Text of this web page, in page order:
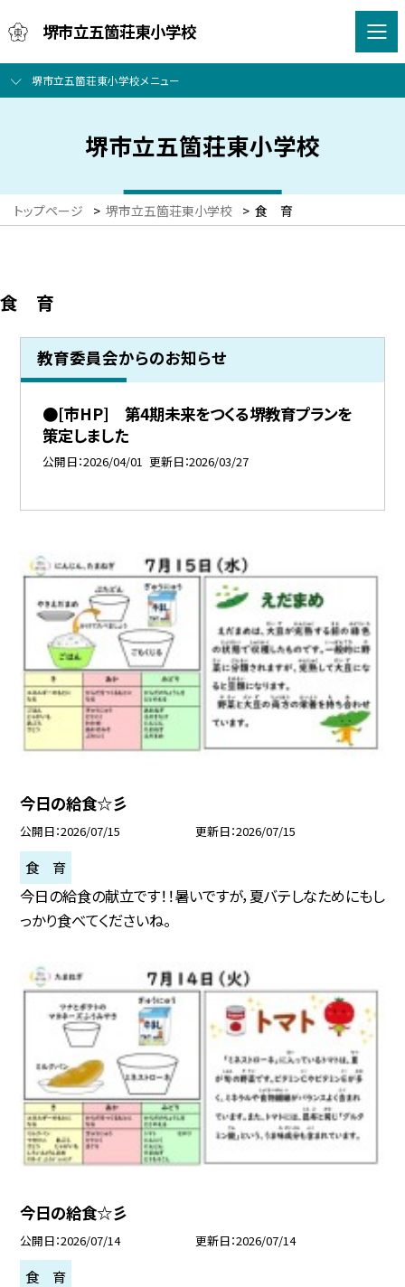
堺市立五箇荘東小学校
堺市立五箇荘東小学校メニュー
堺市立五箇荘東小学校
トップページ > 堺市立五箇荘東小学校 > 食 育
食 育
教育委員会からのお知らせ
●[市HP] 第4期未来をつくる堺教育プランを
策定しました
公開日 2026/04/01 更新日 2026/03/27
今日の給食☆彡
公開日 2026/07/15 更新日 2026/07/15
食 育
今日の給食の献立です！！暑いですが，夏バテしなためにもし
っかり食べてくださいね。
今日の給食☆彡
公開日 2026/07/14 更新日 2026/07/14
食 育